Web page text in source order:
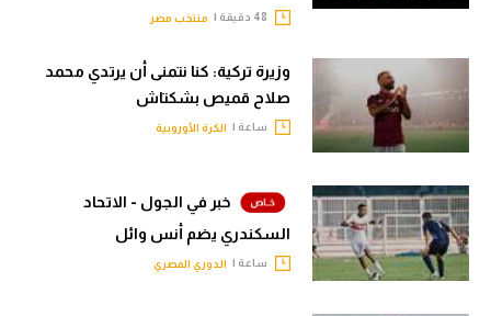
منتخب مصر
وزيرة تركية: كنا نتمنى أن يرتدي محمد
صلاح قميص بشكتاش
ساعة | الكرة الأوروبية
خبر في الجول - الاتحاد
السكندري يضم أنس وائل
ساعة | الدوري المصري